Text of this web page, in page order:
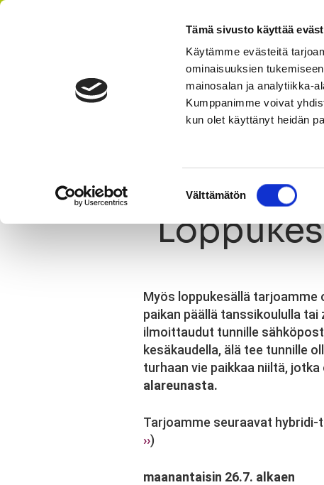
Tämä sivusto käyttää
Käytämme evästeitä
ominaisuuksien
mainosalan ja analytiikka-
Kumppanimme voivat
kun olet käyttänyt heidän
Välttämätön
AIKATAULU
Myös loppukesällä tarjoamme
paikan päällä tanssikoululla
ilmoittaudut tunnille
kesäkaudella, älä tee tunnille
turhaan vie paikkaa niiltä,
alareunasta.
Tarjoamme seuraavat hybridi-
››)
maanantaisin 26.7. alkaen